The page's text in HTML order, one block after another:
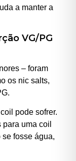
a manter a
VG/PG
– foram
os nic salts,
pode sofrer.
uma coil
fosse água,